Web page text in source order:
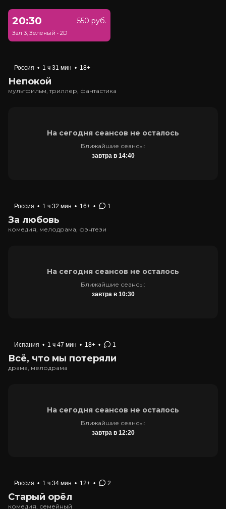
20:30 550 руб.
Зал 3, Зеленый • 2D
Россия • 1 ч 31 мин • 18+
Непокой
мультфильм, триллер, фантастика
На сегодня сеансов не осталось
Ближайшие сеансы:
завтра в 14:40
Россия • 1 ч 32 мин • 16+ • 1
За любовь
комедия, мелодрама, фэнтези
На сегодня сеансов не осталось
Ближайшие сеансы:
завтра в 10:30
Испания • 1 ч 47 мин • 18+ • 1
Всё, что мы потеряли
драма, мелодрама
На сегодня сеансов не осталось
Ближайшие сеансы:
завтра в 12:20
Россия • 1 ч 34 мин • 12+ • 2
Старый орёл
комедия, семейный